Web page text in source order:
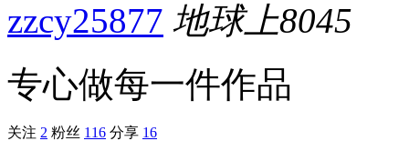
zzcy25877 地球上8045
专心做每一件作品
关注 2 粉丝 116 分享 16